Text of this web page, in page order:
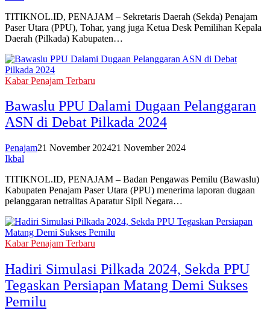
TITIKNOL.ID, PENAJAM – Sekretaris Daerah (Sekda) Penajam
Paser Utara (PPU), Tohar, yang juga Ketua Desk Pemilihan Kepala
Daerah (Pilkada) Kabupaten…
Kabar Penajam Terbaru
Bawaslu PPU Dalami Dugaan Pelanggaran
ASN di Debat Pilkada 2024
Penajam21 November 202421 November 2024
Ikbal
TITIKNOL.ID, PENAJAM – Badan Pengawas Pemilu (Bawaslu)
Kabupaten Penajam Paser Utara (PPU) menerima laporan dugaan
pelanggaran netralitas Aparatur Sipil Negara…
Kabar Penajam Terbaru
Hadiri Simulasi Pilkada 2024, Sekda PPU
Tegaskan Persiapan Matang Demi Sukses
Pemilu